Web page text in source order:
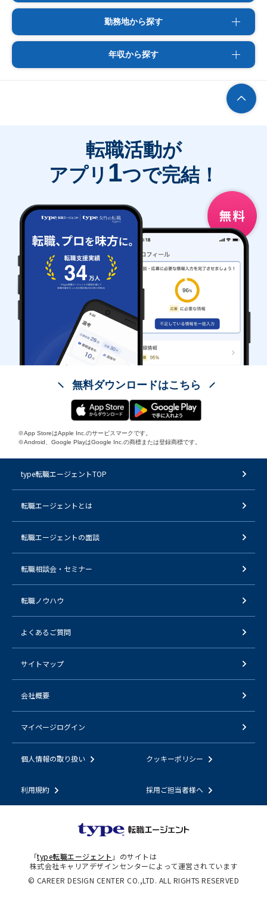
勤務地から探す
年収から探す
転職活動が
アプリ 1つで完結！
無料ダウンロードはこちら
※App StoreはApple Inc.のサービスマークです。
※Android、Google PlayはGoogle Inc.の商標または登録商標です。
type転職エージェントTOP
転職エージェントとは
転職エージェントの面談
転職相談会・セミナー
転職ノウハウ
よくあるご質問
サイトマップ
会社概要
マイページログイン
個人情報の取り扱い クッキーポリシー
利用規約 採用ご担当者様へ
「type転職エージェント 」のサイトは
株式会社キャリアデザインセンターによって運営されています
© CAREER DESIGN CENTER CO.,LTD. ALL RIGHTS RESERVED